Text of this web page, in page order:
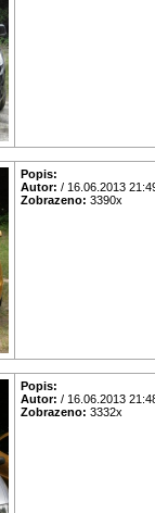
Popis:
Autor: / 16.06.2013
Zobrazeno: 3390x
Popis:
Autor: / 16.06.2013
Zobrazeno: 3332x